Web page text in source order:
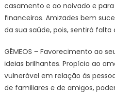
casamento e ao noivado e
financeiros. Amizades bem
da sua saúde, pois, sentirá falta
GÊMEOS – Favorecimento ao
ideias brilhantes. Propício ao
vulnerável em relação às
de familiares e de amigos,